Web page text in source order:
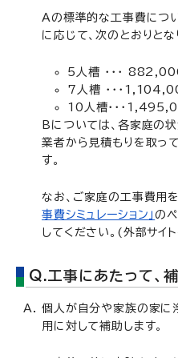
Aの標準的な工事費につい
に応じて、次のとおりとな
5人槽 ・・・
7人槽 ・・・
10人槽・・・
Bについては、各家庭の
業者から見積もりを取っ
す。
なお、ご家庭の工事費用
事費シミュレーション」の
してください。(外部サイ
Q.工事にあたって、
個人が自分や家族の家に
用に対して補助します。